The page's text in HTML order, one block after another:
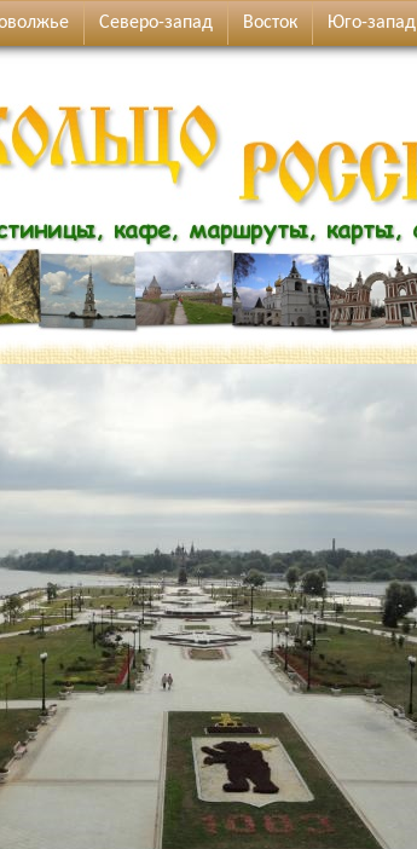
Северо-запад Восток Юго-запад